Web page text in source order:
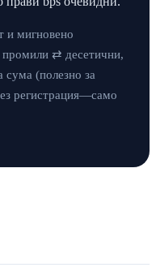
и мигновено
⇄ десетични,
сума (полезно за
регистрация—само